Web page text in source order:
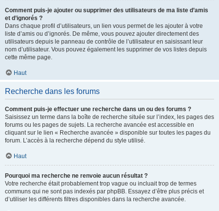
Comment puis-je ajouter ou supprimer des utilisateurs de ma liste d’amis
et d’ignorés ?
Dans chaque profil d’utilisateurs, un lien vous permet de les ajouter à votre
liste d’amis ou d’ignorés. De même, vous pouvez ajouter directement des
utilisateurs depuis le panneau de contrôle de l’utilisateur en saisissant leur
nom d’utilisateur. Vous pouvez également les supprimer de vos listes depuis
cette même page.
Haut
Recherche dans les forums
Comment puis-je effectuer une recherche dans un ou des forums ?
Saisissez un terme dans la boîte de recherche située sur l’index, les pages des
forums ou les pages de sujets. La recherche avancée est accessible en
cliquant sur le lien « Recherche avancée » disponible sur toutes les pages du
forum. L’accès à la recherche dépend du style utilisé.
Haut
Pourquoi ma recherche ne renvoie aucun résultat ?
Votre recherche était probablement trop vague ou incluait trop de termes
communs qui ne sont pas indexés par phpBB. Essayez d’être plus précis et
d’utiliser les différents filtres disponibles dans la recherche avancée.